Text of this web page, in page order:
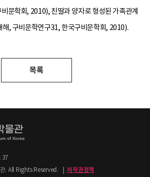
문학회, 2010), 친딸과 양자로 형성된 가족관계
, 구비문학연구31, 한국구비문학회, 2010).
목록
37
. All Rights Reserved.
저작권정책